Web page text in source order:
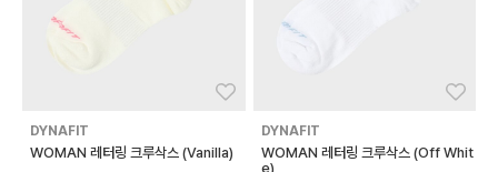
DYNAFIT
WOMAN 레터링 크루삭스 (Vanilla)
DYNAFIT
WOMAN 레터링 크루삭스 (Off Whit
e)